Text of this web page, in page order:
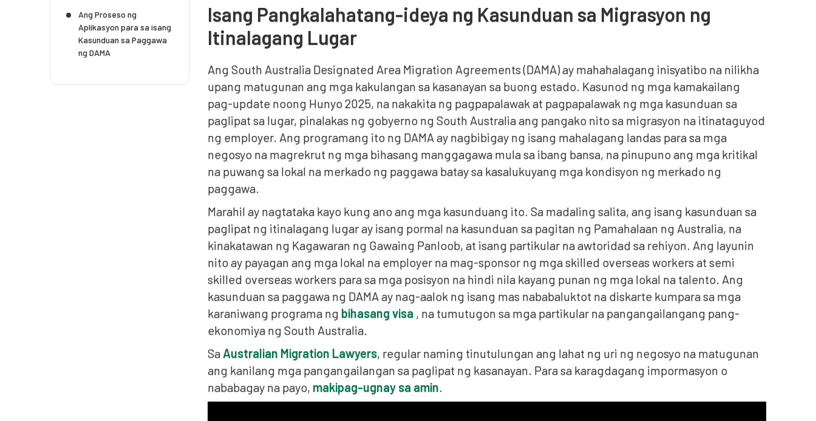
Ang Proseso ng
Aplikasyon para sa isang
Kasunduan sa Paggawa
ng DAMA
Isang Pangkalahatang-ideya ng Kasunduan sa Migrasyon ng
Itinalagang Lugar
Ang South Australia Designated Area Migration Agreements (DAMA) ay mahahalagang inisyatibo na nilikha
upang matugunan ang mga kakulangan sa kasanayan sa buong estado. Kasunod ng mga kamakailang
pag-update noong Hunyo 2025, na nakakita ng pagpapalawak at pagpapalawak ng mga kasunduan sa
paglipat sa lugar, pinalakas ng gobyerno ng South Australia ang pangako nito sa migrasyon na itinataguyod
ng employer. Ang programang ito ng DAMA ay nagbibigay ng isang mahalagang landas para sa mga
negosyo na magrekrut ng mga bihasang manggagawa mula sa ibang bansa, na pinupuno ang mga kritikal
na puwang sa lokal na merkado ng paggawa batay sa kasalukuyang mga kondisyon ng merkado ng
paggawa.
Marahil ay nagtataka kayo kung ano ang mga kasunduang ito. Sa madaling salita, ang isang kasunduan sa
paglipat ng itinalagang lugar ay isang pormal na kasunduan sa pagitan ng Pamahalaan ng Australia, na
kinakatawan ng Kagawaran ng Gawaing Panloob, at isang partikular na awtoridad sa rehiyon. Ang layunin
nito ay payagan ang mga lokal na employer na mag-sponsor ng mga skilled overseas workers at semi
skilled overseas workers para sa mga posisyon na hindi nila kayang punan ng mga lokal na talento. Ang
kasunduan sa paggawa ng DAMA ay nag-aalok ng isang mas nababaluktot na diskarte kumpara sa mga
karaniwang programa ng bihasang visa , na tumutugon sa mga partikular na pangangailangang pang-
ekonomiya ng South Australia.
Sa Australian Migration Lawyers, regular naming tinutulungan ang lahat ng uri ng negosyo na matugunan
ang kanilang mga pangangailangan sa paglipat ng kasanayan. Para sa karagdagang impormasyon o
nababagay na payo, makipag-ugnay sa amin.